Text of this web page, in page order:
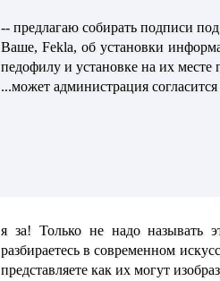
-- предлагаю собирать подписи
Ваше, Fekla, об установки
педофилу и установке на их
...может администрация
я за! Только не надо называть
разбираетесь в современном
представляете как их могут